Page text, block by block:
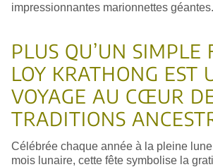
impressionnantes marionnettes géantes.
PLUS QU’UN SIMPLE
LOY KRATHONG EST
VOYAGE AU CŒUR
TRADITIONS
Célébrée chaque année à la pleine
mois lunaire, cette fête symbolise la